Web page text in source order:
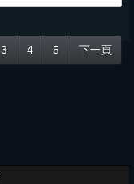
3 4 5 下一頁